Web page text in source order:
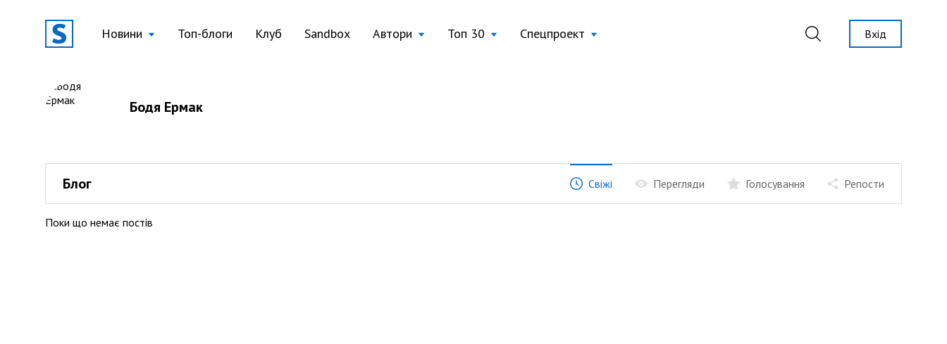
Новини Топ-блоги Клуб Sandbox Автори Топ 30 Спецпроект Вхід
Бодя Ермак
Блог Свіжі Перегляди Голосування Репости
Поки що немає постів